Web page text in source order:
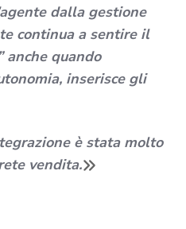
dalla gestione
continua a sentire il
anche quando
inserisce gli
è stata molto
vendita.